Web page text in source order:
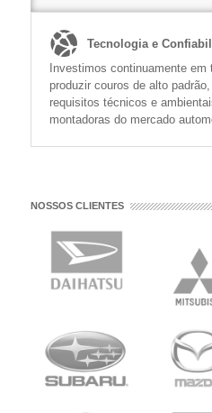
Tecnologia e
Investimos continuamente
produzir couros de alto
requisitos técnicos e
montadoras do mercado
NOSSOS CLIENTES